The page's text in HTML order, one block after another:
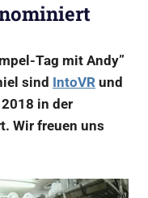
Tag mit Andy”
sind IntoVR und
in der
Wir freuen uns